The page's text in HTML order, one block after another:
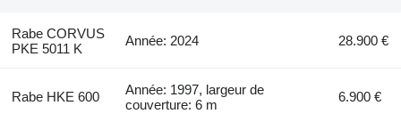
Rabe CORVUS
PKE 5011 K
Année: 2024 28.900 €
Rabe HKE 600
Année: 1997, largeur de
couverture: 6 m
6.900 €